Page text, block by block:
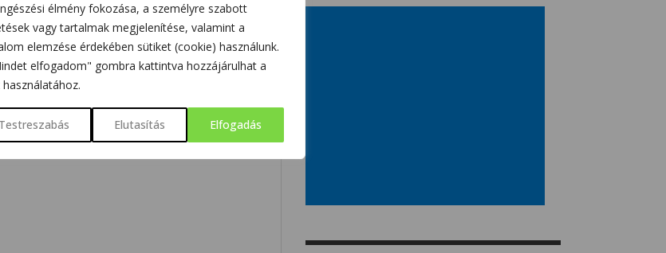
élmény fokozása, a személyre szabott
vagy tartalmak megjelenítése, valamint a
elemzése érdekében sütiket (cookie) használunk.
elfogadom" gombra kattintva hozzájárulhat a
használatához.
Testreszabás Elutasítás Elfogadás